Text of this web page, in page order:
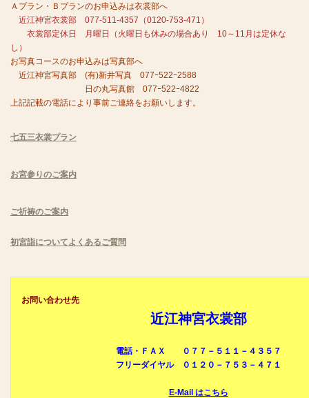
Ａプラン・Ｂプランのお申込みは衣裳部へ
近江神宮衣裳部 077-511-4357（0120-753-471）
衣裳部定休日 月曜日（火曜日も休みの場合あり 10～11月は定休な
し）
お写真コースのお申込みは写真部へ
近江神宮写真部 (有)新井写真 077ｰ522ｰ2588
日の丸写真館 077ｰ522ｰ4822
上記記載の電話により事前ご連絡をお願いします。
七五三衣裳プラン
お宮参りのご案内
ご祈祷のご案内
初宮詣についてよくあるご質問
お問い合わせ先
近江神宮衣裳部
電話・ＦＡＸ ０７７－５１１－４３５７
フリーダイヤル ０１２０－７５３－４７１
E-Mail はこちら